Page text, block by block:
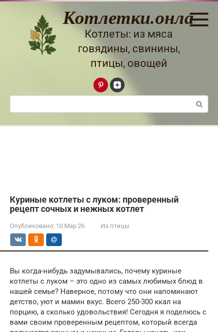
Перейти
Котлетки.онлайн
Котлеты: из мяса
говядины, свинины,
птицы, овощей
Поиск:
Куриные котлеты с луком: проверенный
рецепт сочных и нежных котлет
Опубликовано: 10 Мар 26 Из птицы
Вы когда-нибудь задумывались, почему куриные
котлеты с луком – это одно из самых любимых блюд в
нашей семье? Наверное, потому что они напоминают
детство, уют и мамин вкус. Всего 250-300 ккал на
порцию, а сколько удовольствия! Сегодня я поделюсь с
вами своим проверенным рецептом, который всегда